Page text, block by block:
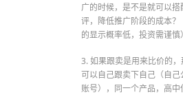
广的时候，是不是就可以搭
评，降低推广阶段的成本？
的显示概率低，投资需谨慎）
3. 如果跟卖是用来比价的
可以自己跟卖下自己（自己
账号），同一个产品，高